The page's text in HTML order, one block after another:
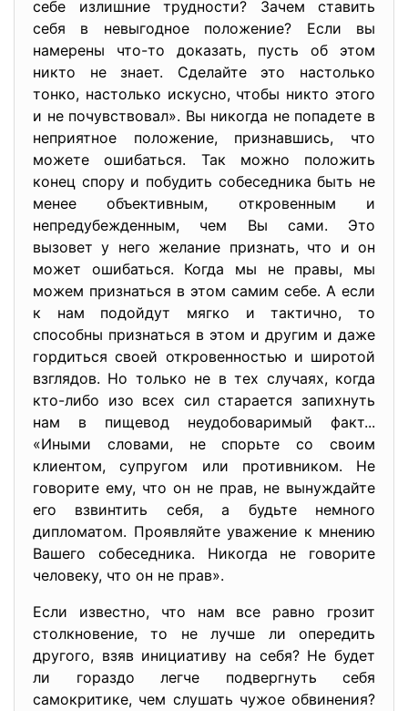
себе излишние трудности? Зачем ставить
себя в невыгодное положение? Если вы
намерены что-то доказать, пусть об этом
никто не знает. Сделайте это настолько
тонко, настолько искусно, чтобы никто этого
и не почувствовал». Вы никогда не попадете в
неприятное положение, признавшись, что
можете ошибаться. Так можно положить
конец спору и побудить собеседника быть не
менее объективным, откровенным и
непредубежденным, чем Вы сами. Это
вызовет у него желание признать, что и он
может ошибаться. Когда мы не правы, мы
можем признаться в этом самим себе. А если
к нам подойдут мягко и тактично, то
способны признаться в этом и другим и даже
гордиться своей откровенностью и широтой
взглядов. Но только не в тех случаях, когда
кто-либо изо всех сил старается запихнуть
нам в пищевод неудобоваримый факт...
«Иными словами, не спорьте со своим
клиентом, супругом или противником. Не
говорите ему, что он не прав, не вынуждайте
его взвинтить себя, а будьте немного
дипломатом. Проявляйте уважение к мнению
Вашего собеседника. Никогда не говорите
человеку, что он не прав».
Если известно, что нам все равно грозит
столкновение, то не лучше ли опередить
другого, взяв инициативу на себя? Не будет
ли гораздо легче подвергнуть себя
самокритике, чем слушать чужое обвинения?